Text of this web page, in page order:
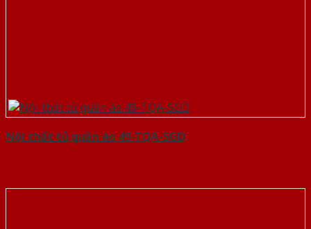
Nội thất tủ quần áo 49-TQA-SGD